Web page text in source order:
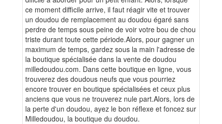
ce moment difficile arrive, il faut réagir vite et trouver
un doudou de remplacement au doudou égaré sans
perdre de temps sous peine de voir votre bou de chou
triste durant toute cette période.Alors, pour gagner un
maximum de temps, gardez sous la main l'adresse de
la boutique spécialisée dans la vente de doudou
milledoudou.com. Dans cette boutique en ligne, vous
trouverez des doudous neufs que vous pourriez
encore trouver en boutique spécialisées et ceux plus
anciens que vous ne trouverez nule part.Alors, lors de
la perte d'un doudou, ayez le bon réflexe et foncez sur
Milledoudou, la boutique du doudou.